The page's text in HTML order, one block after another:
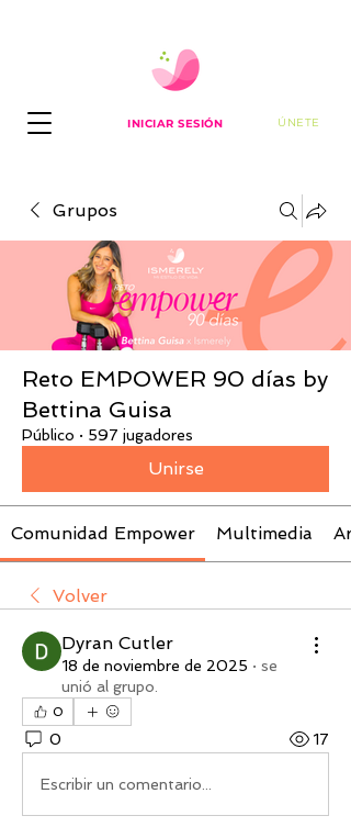
INICIAR SESIÓN ÚNETE
Grupos
Reto EMPOWER 90 días by
Bettina Guisa
Público · 597 jugadores
Unirse
Comunidad Empower Multimedia
Volver
Dyran Cutler
18 de noviembre de 2025 · se
unió al grupo.
0
0 17
Escribir un comentario...